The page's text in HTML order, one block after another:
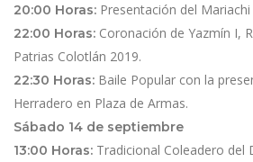
20:00 Horas: Presentación del
22:00 Horas: Coronación de Yazmín I,
Patrias Colotlán 2019.
22:30 Horas: Baile Popular con la
Herradero en Plaza de Armas.
Sábado 14 de septiembre
13:00 Horas: Tradicional Coleadero del